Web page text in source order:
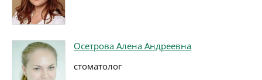
Осетрова Алена Андреевна
стоматолог